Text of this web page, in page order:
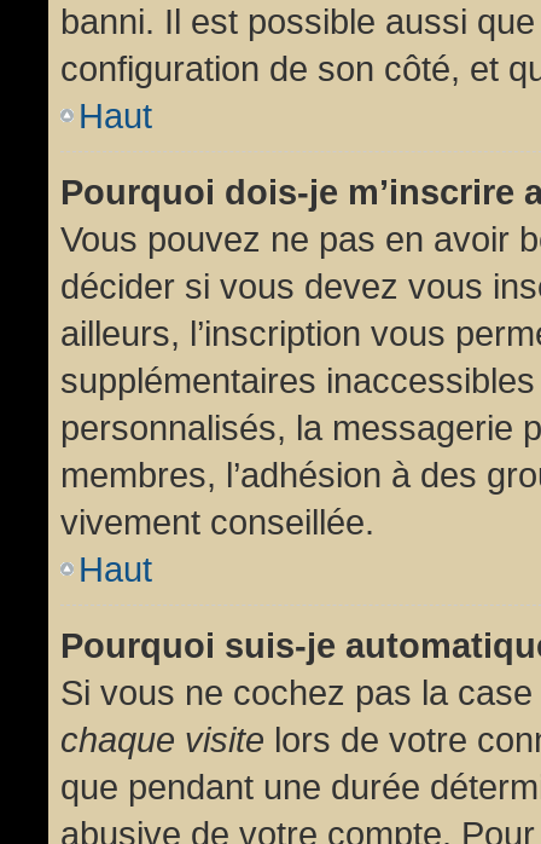
banni. Il est possible aussi
configuration de son côté, et
Haut
Pourquoi dois-je m’inscrire
Vous pouvez ne pas en avoir
décider si vous devez vous
ailleurs, l’inscription vous
supplémentaires
personnalisés, la messagerie
membres, l’adhésion à des
vivement conseillée.
Haut
Pourquoi suis-je
Si vous ne cochez pas la case
chaque visite lors de votre
que pendant une durée
abusive de votre compte.